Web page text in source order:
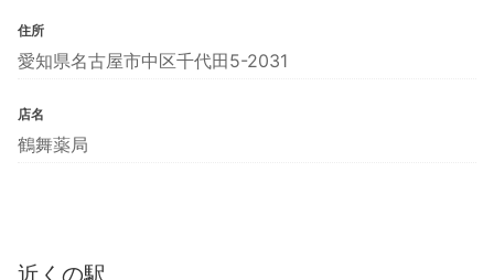
住所
愛知県名古屋市中区千代田5-2031
店名
鶴舞薬局
近くの駅